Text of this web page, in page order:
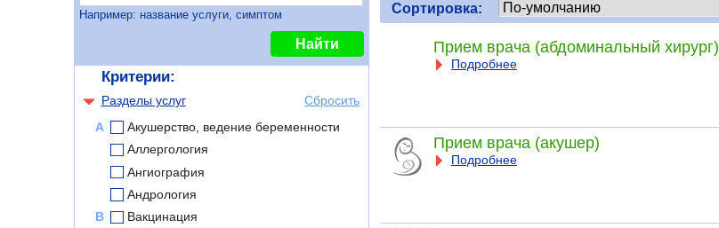
Например: название услуги, симптом
Найти
Критерии:
Разделы услуг
Сбросить
А
Акушерство, ведение беременности
Аллергология
Ангиография
Андрология
В
Вакцинация
Сортировка:
Прием врача (абдоминальный хирург)
Подробнее
Прием врача (акушер)
Подробнее